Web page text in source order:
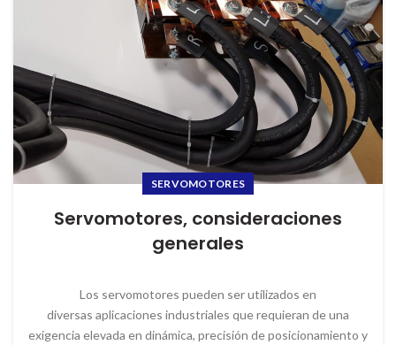
SERVOMOTORES
Servomotores, consideraciones
generales
Los servomotores pueden ser utilizados en
diversas aplicaciones industriales que requieran de una
exigencia elevada en dinámica, precisión de posicionamiento y